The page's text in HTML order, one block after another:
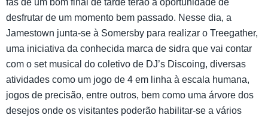
fãs de um bom final de tarde terão a oportunidade de
desfrutar de um momento bem passado. Nesse dia, a
Jamestown junta-se à Somersby para realizar o Treegather,
uma iniciativa da conhecida marca de sidra que vai contar
com o set musical do coletivo de DJ’s Discoing, diversas
atividades como um jogo de 4 em linha à escala humana,
jogos de precisão, entre outros, bem como uma árvore dos
desejos onde os visitantes poderão habilitar-se a vários